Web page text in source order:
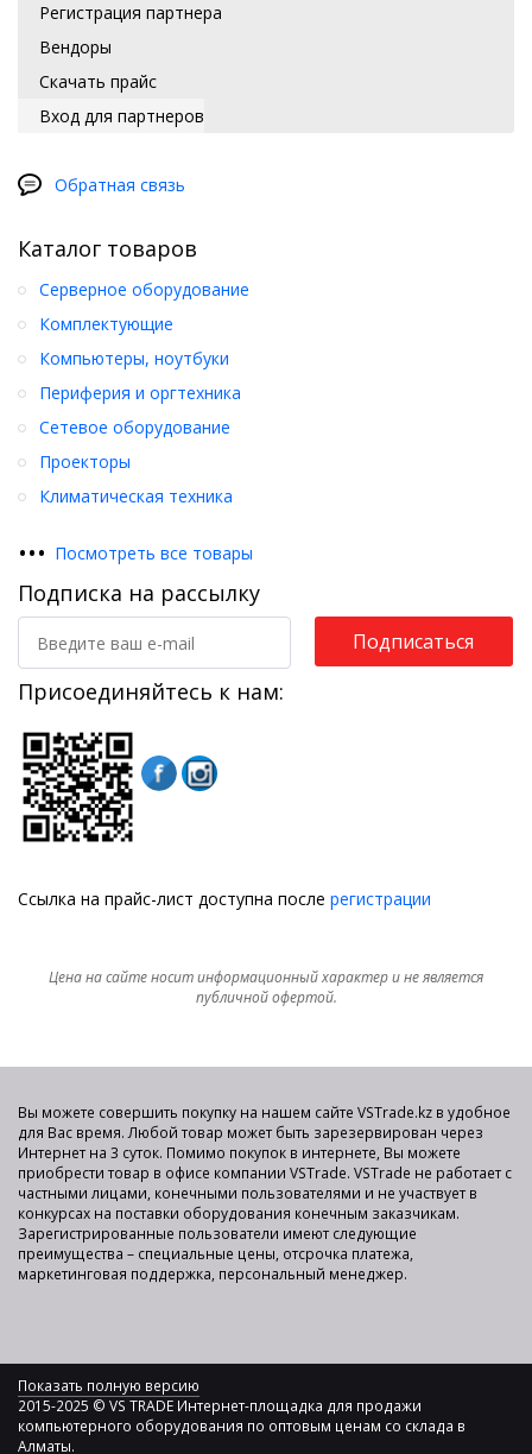
Регистрация партнера
Вендоры
Скачать прайс
Вход для партнеров
Обратная связь
Каталог товаров
Серверное оборудование
Комплектующие
Компьютеры, ноутбуки
Периферия и оргтехника
Сетевое оборудование
Проекторы
Климатическая техника
••• Посмотреть все товары
Подписка на рассылку
Подписаться
Присоединяйтесь к нам:
Ссылка на прайс-лист доступна после регистрации
Цена на сайте носит информационный характер и не является
публичной офертой.
Вы можете совершить покупку на нашем сайте VSTrade.kz в удобное
для Вас время. Любой товар может быть зарезервирован через
Интернет на 3 суток. Помимо покупок в интернете, Вы можете
приобрести товар в офисе компании VSTrade. VSTrade не работает с
частными лицами, конечными пользователями и не участвует в
конкурсах на поставки оборудования конечным заказчикам.
Зарегистрированные пользователи имеют следующие
преимущества – специальные цены, отсрочка платежа,
маркетинговая поддержка, персональный менеджер.
Показать полную версию
2015-2025 © VS TRADE Интернет-площадка для продажи
компьютерного оборудования по оптовым ценам со склада в
Алматы.